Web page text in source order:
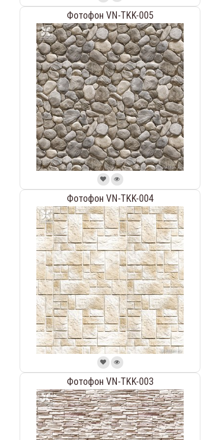
Фотофон VN-TKK-005
Фотофон VN-TKK-004
Фотофон VN-TKK-003